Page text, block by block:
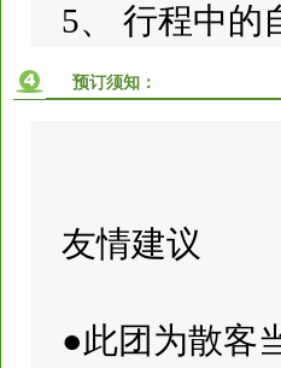
5、 行程中的
预订须知：
友情建议
●此团为散客